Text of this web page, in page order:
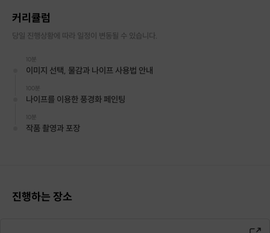
감성 가득한 취미미술 공간
오일파스텔, 플루이드아트, 캔들아트
커리큘럼
당일 진행상황에 따라 일정이 변동될 수 있습니다.
10분
이미지 선택, 물감과 나이프 사용법 안내
100분
나이프를 이용한 풍경화 페인팅
10분
작품 촬영과 포장
진행하는 장소